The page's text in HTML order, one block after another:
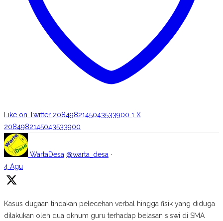
Like on Twitter 2084982145043533900 1 X
2084982145043533900
WartaDesa @warta_desa ·
4 Agu
Kasus dugaan tindakan pelecehan verbal hingga fisik yang diduga
dilakukan oleh dua oknum guru terhadap belasan siswi di SMA